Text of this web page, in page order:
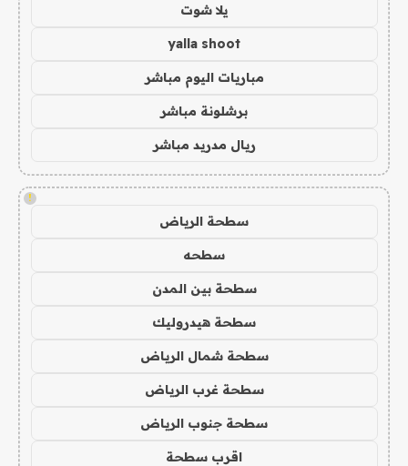
يلا شوت
yalla shoot
مباريات اليوم مباشر
برشلونة مباشر
ريال مدريد مباشر
!
سطحة الرياض
سطحه
سطحة بين المدن
سطحة هيدروليك
سطحة شمال الرياض
سطحة غرب الرياض
سطحة جنوب الرياض
اقرب سطحة